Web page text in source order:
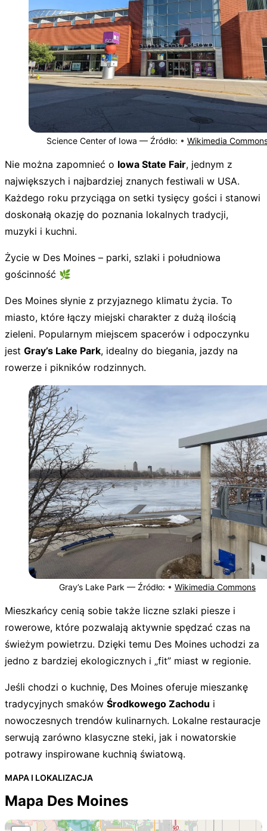
Science Center of Iowa — Źródło: • Wikimedia
Nie można zapomnieć o Iowa State Fair, jednym z
największych i najbardziej znanych festiwali w USA.
Każdego roku przyciąga on setki tysięcy gości i stanowi
doskonałą okazję do poznania lokalnych tradycji,
muzyki i kuchni.
Życie w Des Moines – parki, szlaki i południowa
gościnność 🌿
Des Moines słynie z przyjaznego klimatu życia. To
miasto, które łączy miejski charakter z dużą ilością
zieleni. Popularnym miejscem spacerów i odpoczynku
jest Gray’s Lake Park, idealny do biegania, jazdy na
rowerze i pikników rodzinnych.
Gray’s Lake Park — Źródło: • Wikimedia Commons
Mieszkańcy cenią sobie także liczne szlaki piesze i
rowerowe, które pozwalają aktywnie spędzać czas na
świeżym powietrzu. Dzięki temu Des Moines uchodzi za
jedno z bardziej ekologicznych i „fit” miast w regionie.
Jeśli chodzi o kuchnię, Des Moines oferuje mieszankę
tradycyjnych smaków Środkowego Zachodu i
nowoczesnych trendów kulinarnych. Lokalne restauracje
serwują zarówno klasyczne steki, jak i nowatorskie
potrawy inspirowane kuchnią światową.
MAPA I LOKALIZACJA
Mapa Des Moines